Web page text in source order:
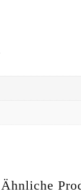
Ähnliche